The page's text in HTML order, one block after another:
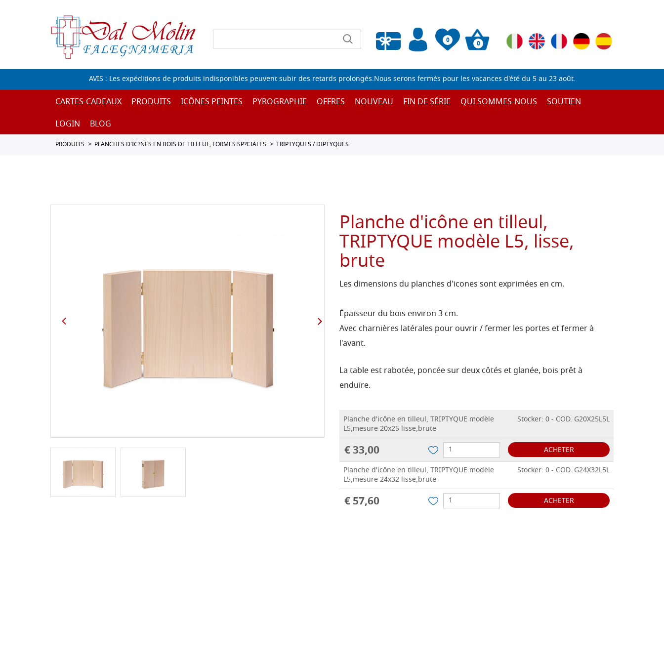
0
Liste de souhaits vide
0
AVIS : Les expéditions de produits indisponibles peuvent subir des retards prolongés.Nous serons fermés pour les vacances d'été du 5 au 23 août.
CARTES-CADEAUX PRODUITS ICÔNES PEINTES PYROGRAPHIE OFFRES NOUVEAU FIN DE SÉRIE QUI SOMMES-NOUS
SOUTIEN
LOGIN
BLOG
PRODUITS PLANCHES D'IC?NES EN BOIS DE TILLEUL, FORMES SP?CIALES TRIPTYQUES / DIPTYQUES
Planche d'icône en tilleul,
TRIPTYQUE modèle L5, lisse,
brute
Les dimensions du planches d'icones sont exprimées en cm.
Épaisseur du bois environ 3 cm.
Avec charnières latérales pour ouvrir / fermer les portes et fermer à
l'avant.
La table est rabotée, poncée sur deux côtés et glanée, bois prêt à
enduire.
Planche d'icône en tilleul, TRIPTYQUE modèle
L5,mesure 20x25 lisse,brute
Stocker: 0 - COD. G20X25L5L
€ 33,00
ACHETER
Planche d'icône en tilleul, TRIPTYQUE modèle
L5,mesure 24x32 lisse,brute
Stocker: 0 - COD. G24X32L5L
€ 57,60 ACHETER